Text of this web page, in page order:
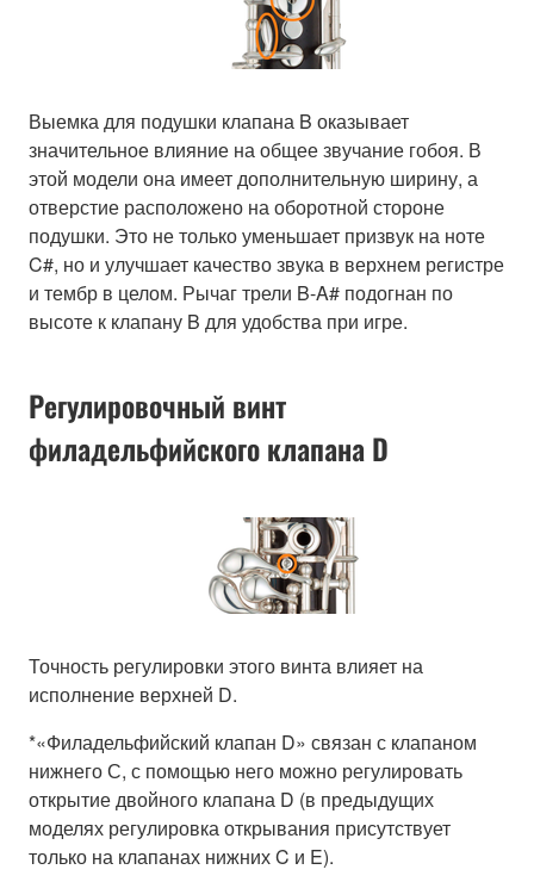
Выемка для подушки клапана B оказывает
значительное влияние на общее звучание гобоя. В
этой модели она имеет дополнительную ширину, а
отверстие расположено на оборотной стороне
подушки. Это не только уменьшает призвук на ноте
C#, но и улучшает качество звука в верхнем регистре
и тембр в целом. Рычаг трели B-A# подогнан по
высоте к клапану B для удобства при игре.
Регулировочный винт
филадельфийского клапана D
Точность регулировки этого винта влияет на
исполнение верхней D.
*«Филадельфийский клапан D» связан с клапаном
нижнего С, с помощью него можно регулировать
открытие двойного клапана D (в предыдущих
моделях регулировка открывания присутствует
только на клапанах нижних C и E).